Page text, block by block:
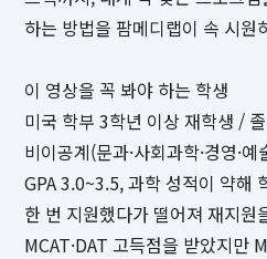
하는 방법을 팜메디랩이 속 시원
이 영상을 꼭 봐야 하는 학생
미국 학부 3학년 이상 재학생 /
비이공계(문과·사회과학·경영·
GPA 3.0~3.5, 과학 성적이 약해
한 번 지원했다가 떨어져 재지원
MCAT·DAT 고득점을 받았지